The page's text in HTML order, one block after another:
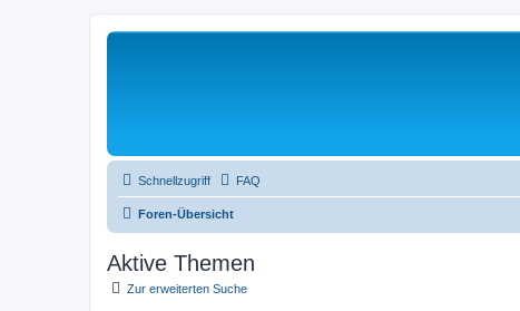
Schnellzugriff FAQ
Foren-Übersicht
Aktive Themen
Zur erweiterten Suche